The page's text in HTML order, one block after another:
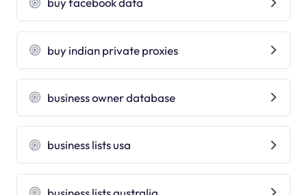
buy indian private proxies
business owner database
business lists usa